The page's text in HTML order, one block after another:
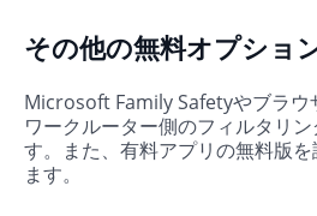
その他の無料オプショ
Microsoft Family Safetyやブラウ
ワークルーター側のフィルタリ
す。また、有料アプリの無料版
ます。